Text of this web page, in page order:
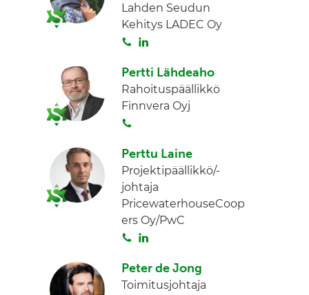
a
Lahden Seudun
Kehitys LADEC Oy
S
i
t
a
n
k
e
n
Pertti Lähdeaho
Rahoituspäällikkö
Finnvera Oyj
i
t
a
Perttu Laine
Projektipäällikkö/-
johtaja
PricewaterhouseCoop
ers Oy/PwC
S
i
t
n
k
Peter de Jong
Toimitusjohtaja